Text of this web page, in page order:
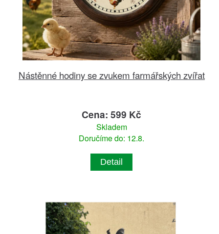
Nástěnné hodiny se zvukem farmářských zvířat
Cena: 599 Kč
Skladem
Doručíme do: 12.8.
Detail